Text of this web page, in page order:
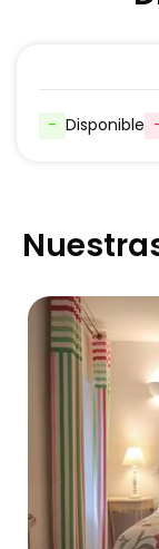
- Disponible